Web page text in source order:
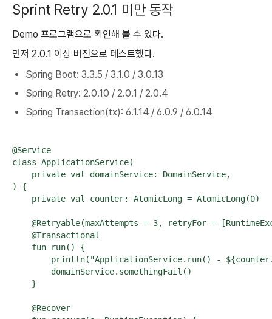
Sprint Retry 2.0.1 미만 동작
Demo 프로그램으로 확인해 볼 수 있다.
먼저 2.0.1 이상 버전으로 테스트했다.
Spring Boot: 3.3.5 / 3.1.0 / 3.0.13
Spring Retry: 2.0.10 / 2.0.1 / 2.0.4
Spring Transaction(tx): 6.1.14 / 6.0.9 / 6.0.14
@Service
class ApplicationService(
    private val domainService: DomainService,
) {
    private val counter: AtomicLong = AtomicLong(0)
@Retryable(maxAttempts = 3, retryFor =
    @Transactional
    fun run() {
println("ApplicationService.run() -
        domainService.somethingFail()
    }
    @Recover